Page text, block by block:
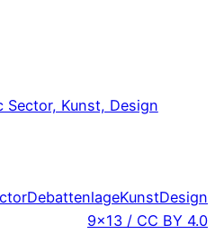
Sector, Kunst, Design
DebattenlageKunstDesign
9×13 / CC BY 4.0